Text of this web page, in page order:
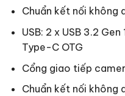
Chuẩn kết nối
USB: 2 x USB 3.2
Type-C OTG
Cổng giao tiếp
Chuẩn kết nối